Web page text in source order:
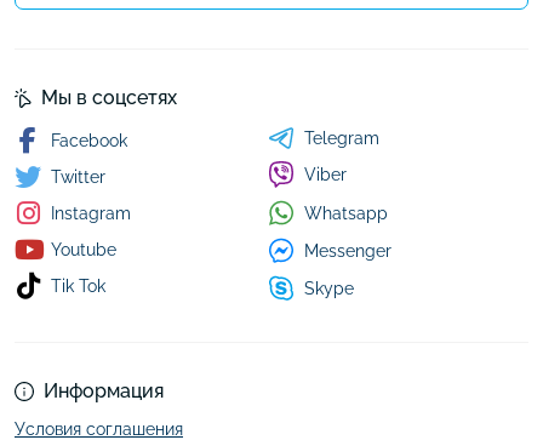
Информация
Условия соглашения
Мы в соцсетях
Facebook
Twitter
Instagram
Youtube
Tik Tok
Telegram
Viber
Whatsapp
Messenger
Skype